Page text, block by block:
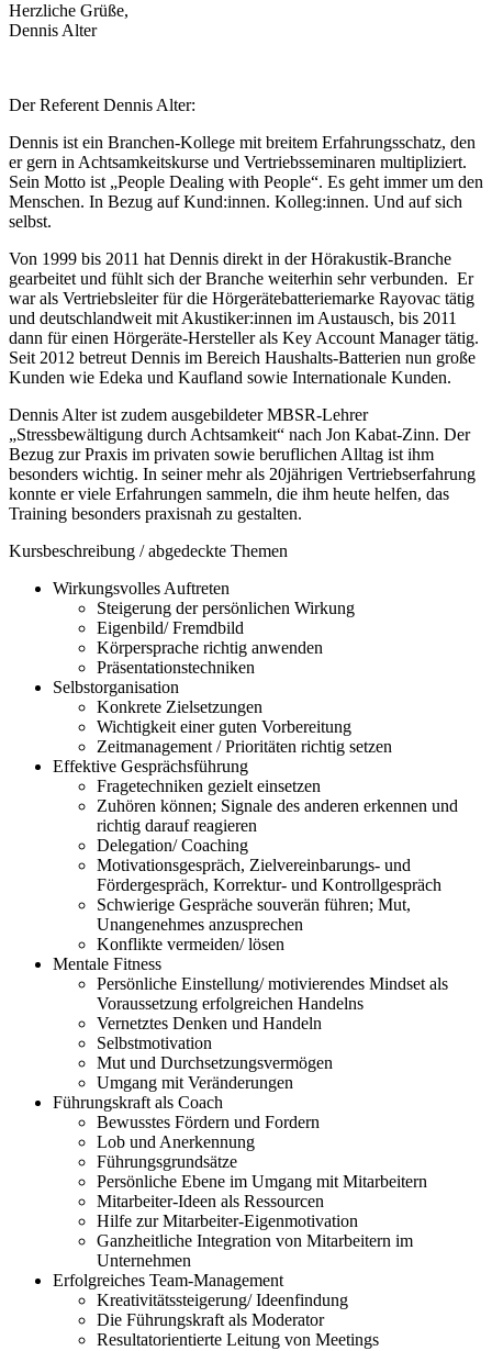
Herzliche Grüße,
Dennis Alter
Der Referent Dennis Alter:
Dennis ist ein Branchen-Kollege mit breitem Erfahrungsschatz, den
er gern in Achtsamkeitskurse und Vertriebsseminaren multipliziert.
Sein Motto ist „People Dealing with People“. Es geht immer um den
Menschen. In Bezug auf Kund:innen. Kolleg:innen. Und auf sich
selbst.
Von 1999 bis 2011 hat Dennis direkt in der Hörakustik-Branche
gearbeitet und fühlt sich der Branche weiterhin sehr verbunden. Er
war als Vertriebsleiter für die Hörgerätebatteriemarke Rayovac tätig
und deutschlandweit mit Akustiker:innen im Austausch, bis 2011
dann für einen Hörgeräte-Hersteller als Key Account Manager tätig.
Seit 2012 betreut Dennis im Bereich Haushalts-Batterien nun große
Kunden wie Edeka und Kaufland sowie Internationale Kunden.
Dennis Alter ist zudem ausgebildeter MBSR-Lehrer
„Stressbewältigung durch Achtsamkeit“ nach Jon Kabat-Zinn. Der
Bezug zur Praxis im privaten sowie beruflichen Alltag ist ihm
besonders wichtig. In seiner mehr als 20jährigen Vertriebserfahrung
konnte er viele Erfahrungen sammeln, die ihm heute helfen, das
Training besonders praxisnah zu gestalten.
Kursbeschreibung / abgedeckte Themen
Wirkungsvolles Auftreten
Steigerung der persönlichen Wirkung
Eigenbild/ Fremdbild
Körpersprache richtig anwenden
Präsentationstechniken
Selbstorganisation
Konkrete Zielsetzungen
Wichtigkeit einer guten Vorbereitung
Zeitmanagement / Prioritäten richtig setzen
Effektive Gesprächsführung
Fragetechniken gezielt einsetzen
Zuhören können; Signale des anderen erkennen und
richtig darauf reagieren
Delegation/ Coaching
Motivationsgespräch, Zielvereinbarungs- und
Fördergespräch, Korrektur- und Kontrollgespräch
Schwierige Gespräche souverän führen; Mut,
Unangenehmes anzusprechen
Konflikte vermeiden/ lösen
Mentale Fitness
Persönliche Einstellung/ motivierendes Mindset als
Voraussetzung erfolgreichen Handelns
Vernetztes Denken und Handeln
Selbstmotivation
Mut und Durchsetzungsvermögen
Umgang mit Veränderungen
Führungskraft als Coach
Bewusstes Fördern und Fordern
Lob und Anerkennung
Führungsgrundsätze
Persönliche Ebene im Umgang mit Mitarbeitern
Mitarbeiter-Ideen als Ressourcen
Hilfe zur Mitarbeiter-Eigenmotivation
Ganzheitliche Integration von Mitarbeitern im
Unternehmen
Erfolgreiches Team-Management
Kreativitätssteigerung/ Ideenfindung
Die Führungskraft als Moderator
Resultatorientierte Leitung von Meetings